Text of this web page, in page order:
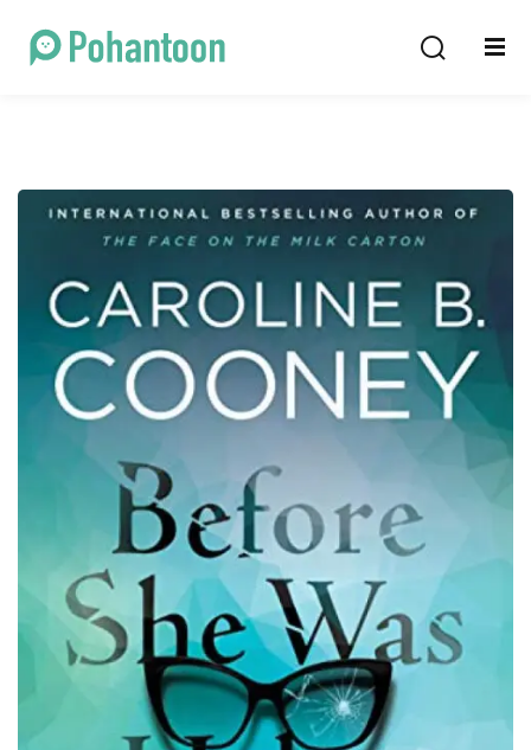
Sign in
Remember me Lost your password?